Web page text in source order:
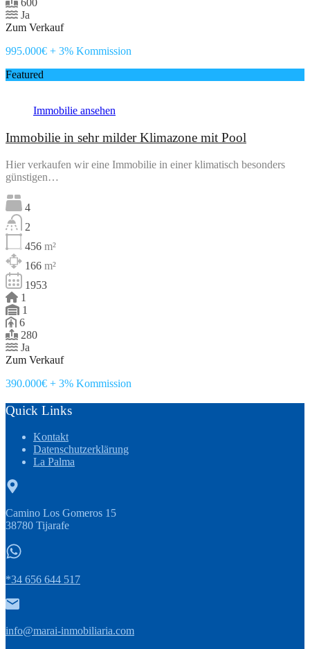
600
Ja
Zum Verkauf
995.000€ + 3% Kommission
Featured
Immobilie ansehen
Immobilie in sehr milder Klimazone mit Pool
Hier verkaufen wir eine Immobilie in einer klimatisch besonders
günstigen…
4
2
456 m²
166 m²
1953
1
1
6
280
Ja
Zum Verkauf
390.000€ + 3% Kommission
Quick Links
Kontakt
Datenschutzerklärung
La Palma
Camino Los Gomeros 15
38780 Tijarafe
*34 656 644 517
info@marai-inmobiliaria.com